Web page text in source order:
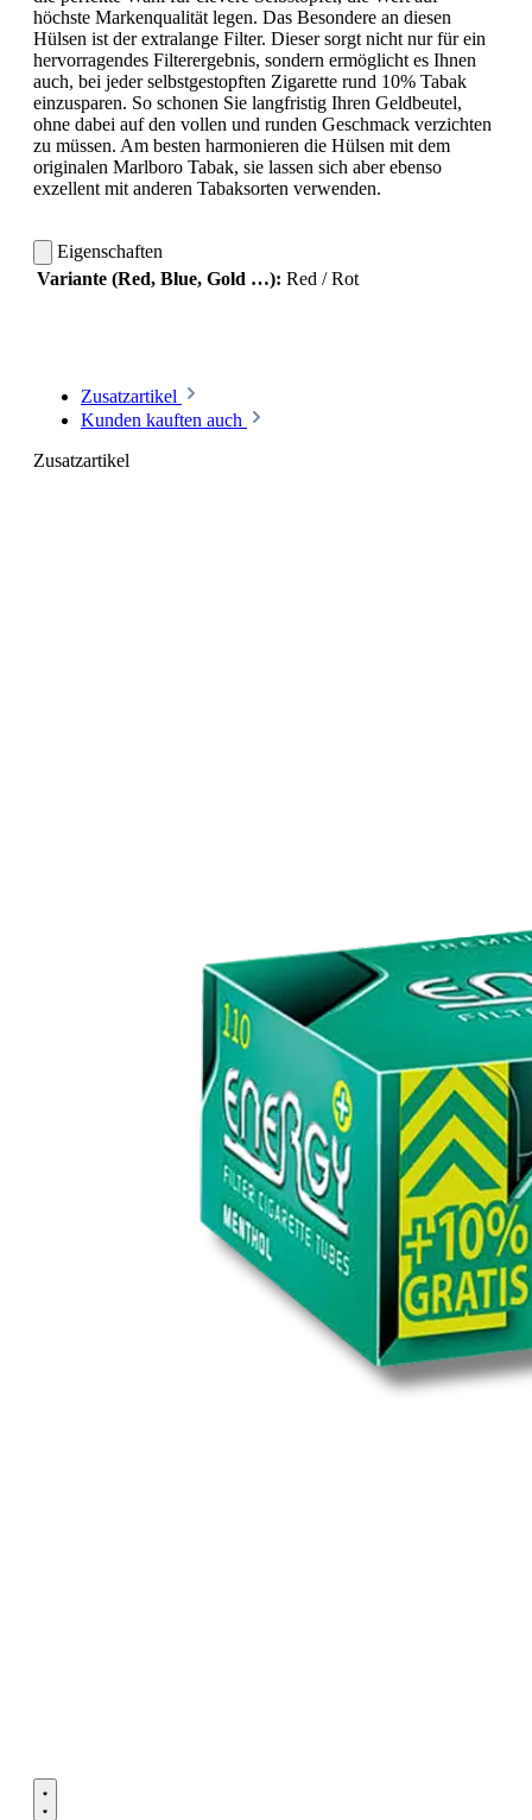
höchste Markenqualität legen. Das Besondere an diesen
Hülsen ist der extralange Filter. Dieser sorgt nicht nur für ein
hervorragendes Filterergebnis, sondern ermöglicht es Ihnen
auch, bei jeder selbstgestopften Zigarette rund 10% Tabak
einzusparen. So schonen Sie langfristig Ihren Geldbeutel,
ohne dabei auf den vollen und runden Geschmack verzichten
zu müssen. Am besten harmonieren die Hülsen mit dem
originalen Marlboro Tabak, sie lassen sich aber ebenso
exzellent mit anderen Tabaksorten verwenden.
Eigenschaften
Variante (Red, Blue, Gold …): Red / Rot
Zusatzartikel
Kunden kauften auch
Zusatzartikel